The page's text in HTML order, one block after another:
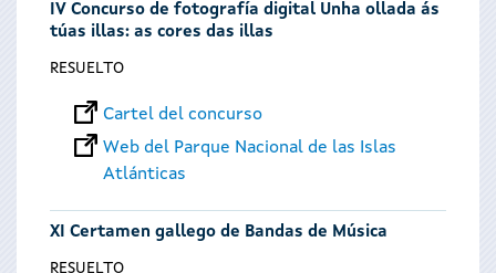
IV Concurso de fotografía digital Unha ollada ás
túas illas: as cores das illas
RESUELTO
Cartel del concurso
Web del Parque Nacional de las Islas
Atlánticas
XI Certamen gallego de Bandas de Música
RESUELTO